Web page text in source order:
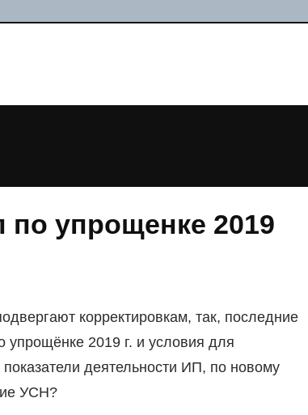
упрощенке 2019
корректировкам, так, последние
2019 г. и условия для
деятельности ИП, по новому
УСН?